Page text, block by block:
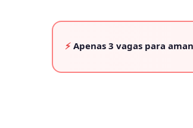
⚡ Apenas 3 vagas para